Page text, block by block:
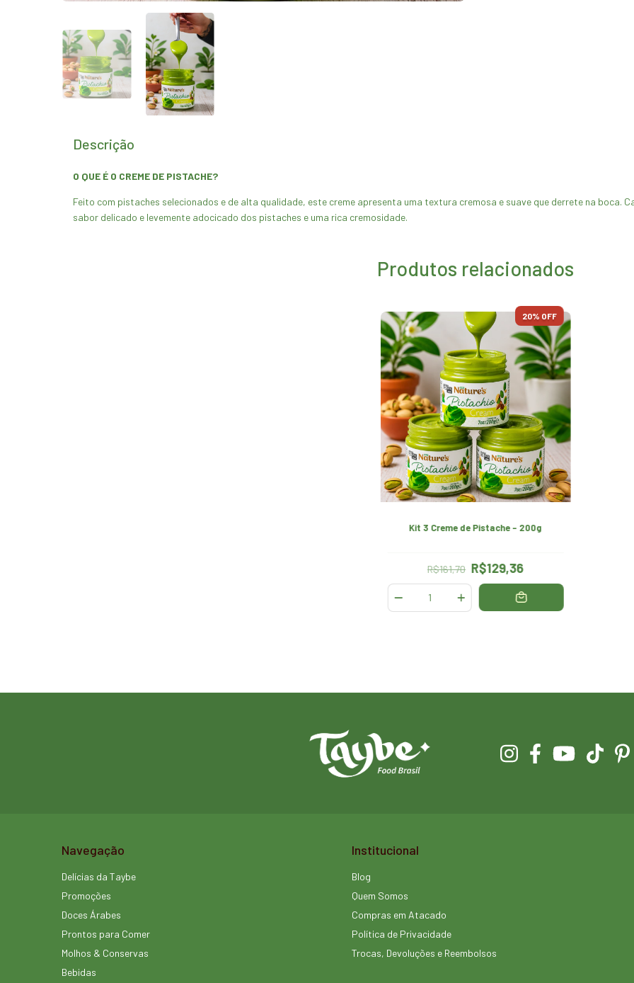
Descrição
O QUE É O CREME DE PISTACHE?
Feito com pistaches selecionados e de alta qualidade, este creme apresenta uma textura cremosa e suave que derrete na boca.
sabor delicado e levemente adocicado dos pistaches e uma rica cremosidade.
Produtos relacionados
20% OFF
Kit 3 Creme de Pistache - 200g
R$161,70 R$129,36
Navegação
Delícias da Taybe
Promoções
Doces Árabes
Prontos para Comer
Molhos & Conservas
Bebidas
Institucional
Blog
Quem Somos
Compras em Atacado
Política de Privacidade
Trocas, Devoluções e Reembolsos